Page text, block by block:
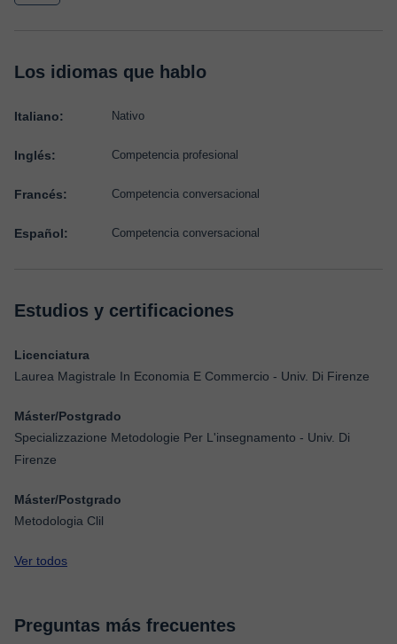
Los idiomas que hablo
Italiano: Nativo
Inglés: Competencia profesional
Francés: Competencia conversacional
Español: Competencia conversacional
Estudios y certificaciones
Licenciatura
Laurea Magistrale In Economia E Commercio - Univ. Di Firenze
Máster/Postgrado
Specializzazione Metodologie Per L'insegnamento - Univ. Di
Firenze
Máster/Postgrado
Metodologia Clil
Ver todos
Preguntas más frecuentes